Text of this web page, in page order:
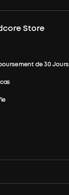
Store
de 30 Jours